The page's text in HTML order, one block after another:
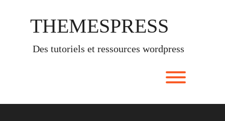
THEMESPRESS
des tutoriels et ressources wordpress